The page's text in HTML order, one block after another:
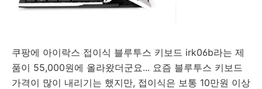
쿠팡에 아이락스 접이식 블루투스 키보드 irk06b라는 제
품이 55,000원에 올라왔더군요... 요즘 블루투스 키보드
가격이 많이 내리기는 했지만, 접이식은 보통 10만원 이상